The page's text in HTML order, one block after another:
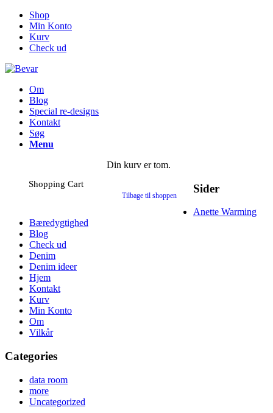
Shop
Min Konto
Kurv
Check ud
Om
Blog
Special re-designs
Kontakt
Søg
Menu
Shopping Cart
Din kurv er tom.
Tilbage til shoppen
Sider
Anette Warming
Bæredygtighed
Blog
Check ud
Denim
Denim ideer
Hjem
Kontakt
Kurv
Min Konto
Om
Vilkår
Categories
data room
more
Uncategorized